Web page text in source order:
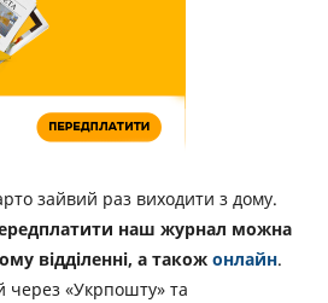
зайвий раз виходити з дому.
наш журнал можна
відділенні, а також онлайн.
через «Укрпошту» та